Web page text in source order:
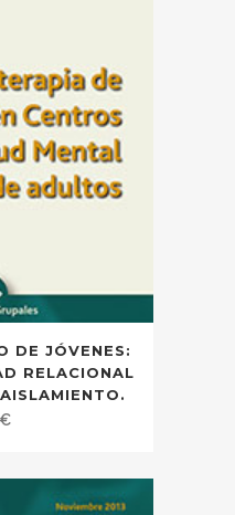
DE JÓVENES:
RELACIONAL
€